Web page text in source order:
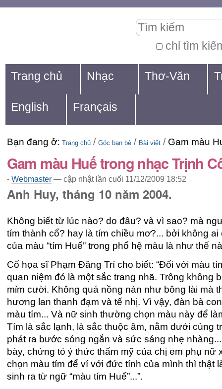
dung.
đến
mục
định
hướng
cá
nhân
chỉ tìm
kiếm
Navigation
Trang chủ Nhạc Thơ-Văn
English Français
Bạn đang ở: Trang chủ / Góc bạn bè / Bài viết / Gam màu
Gam màu Huế trong nhạc Trịnh
- Webmaster — cập nhật lần cuối 11/12/2009 18:52
Anh Huy, tháng 10 năm 2004.
Không biết từ lúc nào? do đâu? và vì sao? mà
tím thành cổ? hay là tím chiều mơ?... bởi không
của màu “tím Huế” trong phổ hệ màu là như thế
Cố họa sĩ Phạm Đăng Trí cho biết: “Đối với màu
quan niệm đó là một sắc trang nhã. Trông không
mỉm cười. Không quá nồng nàn như bông lài mà
hương lan thanh đạm và tế nhị. Vì vậy, đàn bà
màu tím... Và nữ sinh thường chọn màu này để
Tím là sắc lạnh, là sắc thuộc âm, nằm dưới cùng
phát ra bước sóng ngắn và sức sáng nhẹ
bày, chứng tỏ ý thức thẩm mỹ của chị em phụ nữ
chọn màu tím để ví với đức tính của mình thì thật
sinh ra từ ngữ “màu tím Huế”...”.